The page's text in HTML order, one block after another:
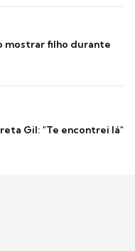
mostrar filho durante
Gil: "Te encontrei lá"